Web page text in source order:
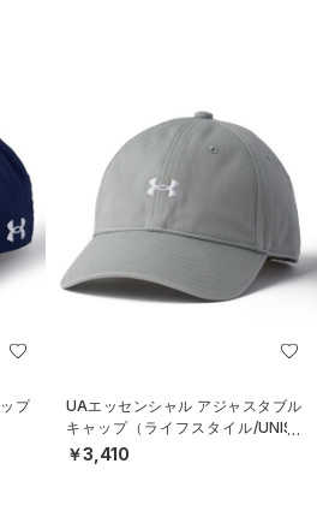
プ
UAエッセンシャル アジャスタブル
キャップ（ライフスタイル/UNISE
X）
￥3,410